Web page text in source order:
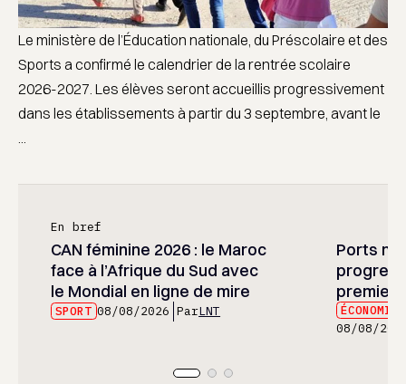
Le ministère de l’Éducation nationale, du Préscolaire et des
Sports a confirmé le calendrier de la rentrée scolaire
2026-2027. Les élèves seront accueillis progressivement
dans les établissements à partir du 3 septembre, avant le
...
En bref
CAN féminine 2026 : le Maroc
face à l’Afrique du Sud avec
le Mondial en ligne de mire
SPORT 08/08/2026 ParLNT
Ports
premier
08/08/